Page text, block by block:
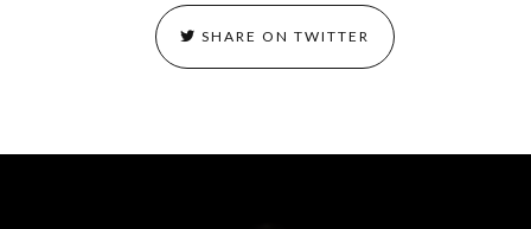
SHARE ON TWITTER